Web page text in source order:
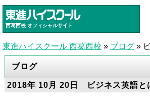
西葛西校 オフィシャルサイト
東進ハイスクール 西葛西校 » ブログ »
ブログ
2018年 10月 20日 ビジネス英語と